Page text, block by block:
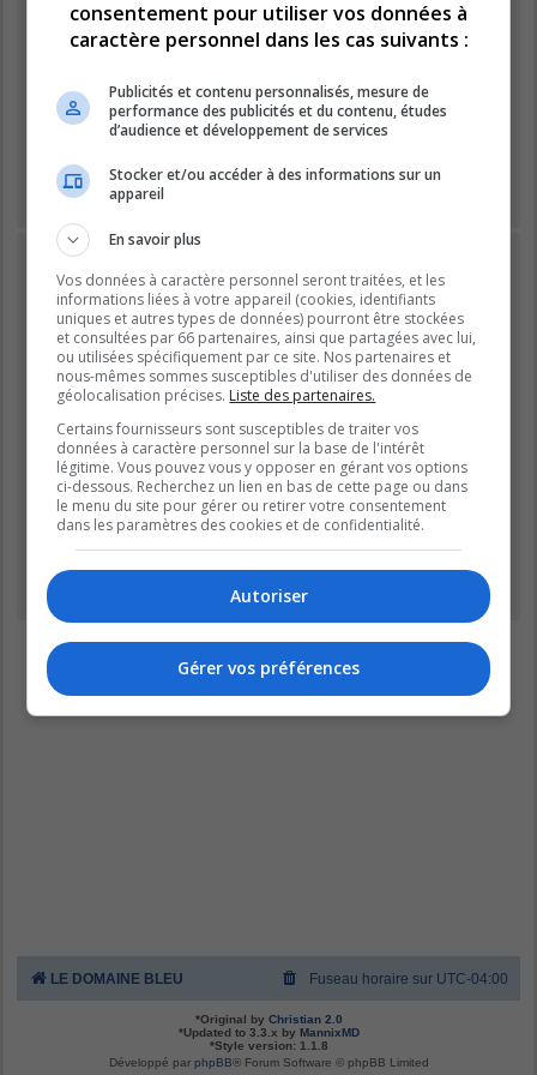
Mot de passe :
Se souvenir de moi
Masquer ma présence lors de cette session
INSCRIPTION
Vous devez être inscrit avant de pouvoir vous connecter.
L’inscription est rapide et vous offre de nombreux avantages.
Les administrateurs du forum peuvent accorder des
fonctionnalités supplémentaires aux utilisateurs inscrits. Avant
de vous inscrire, assurez-vous d’avoir pris connaissance de
nos conditions d’utilisation et de notre politique de
confidentialité. Veuillez également prendre le temps de
consulter attentivement toutes les règles du forum lors de votre
navigation.
Conditions d’utilisation|Politique de confidentialité
Inscription
LE DOMAINE BLEU Fuseau horaire sur UTC-04:00
*Original by Christian 2.0
*Updated to 3.3.x by MannixMD
*Style version: 1.1.8
Développé par phpBB® Forum Software © phpBB Limited
consentement pour utiliser vos données à
caractère personnel dans les cas suivants :
Publicités et contenu personnalisés, mesure de
performance des publicités et du contenu, études
d’audience et développement de services
Stocker et/ou accéder à des informations sur un
appareil
En savoir plus
Vos données à caractère personnel seront traitées, et les
informations liées à votre appareil (cookies, identifiants
uniques et autres types de données) pourront être stockées
et consultées par 66 partenaires, ainsi que partagées avec lui,
ou utilisées spécifiquement par ce site. Nos partenaires et
nous-mêmes sommes susceptibles d'utiliser des données de
géolocalisation précises. Liste des partenaires.
Certains fournisseurs sont susceptibles de traiter vos
données à caractère personnel sur la base de l'intérêt
légitime. Vous pouvez vous y opposer en gérant vos options
ci-dessous. Recherchez un lien en bas de cette page ou dans
le menu du site pour gérer ou retirer votre consentement
dans les paramètres des cookies et de confidentialité.
Autoriser
Gérer vos préférences